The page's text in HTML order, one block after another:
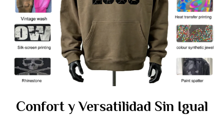
Confort y Versatilidad Sin Igual